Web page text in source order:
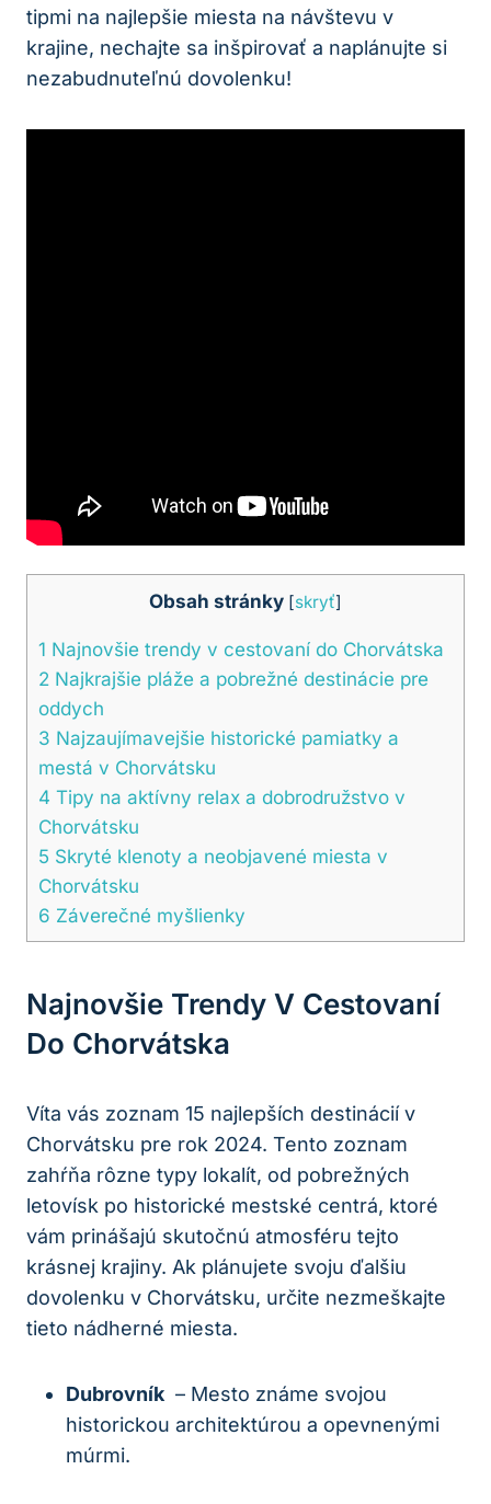
tipmi na ⁤najlepšie​ miesta na‌ návštevu ​v
krajine, nechajte sa inšpirovať a naplánujte si
nezabudnuteľnú⁣ dovolenku!
Obsah stránky [skryť]
1 Najnovšie trendy v cestovaní do Chorvátska
2 Najkrajšie pláže a pobrežné destinácie pre
oddych
3 Najzaujímavejšie historické pamiatky a
mestá‌ v Chorvátsku
4 Tipy‍ na aktívny relax a dobrodružstvo ​v
Chorvátsku
5 Skryté klenoty a neobjavené miesta v
‌Chorvátsku
6 Záverečné‍ myšlienky
Najnovšie Trendy V Cestovaní
Do Chorvátska
Víta ⁣vás zoznam 15 najlepších destinácií v
Chorvátsku pre rok 2024. Tento zoznam
zahŕňa rôzne typy lokalít, od pobrežných
letovísk‍ po historické mestské centrá, ktoré
vám prinášajú skutočnú atmosféru‌ tejto
krásnej krajiny. Ak ⁤plánujete svoju ďalšiu
dovolenku v Chorvátsku, ⁢určite nezmeškajte
tieto nádherné miesta.
Dubrovník ⁢ – Mesto známe svojou
historickou architektúrou a opevnenými
múrmi.